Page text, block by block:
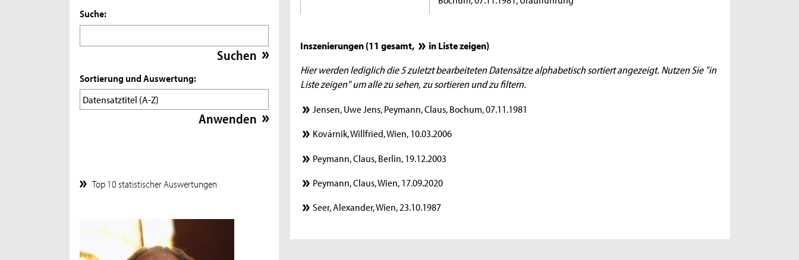
Suche:
Sortierung und Auswertung:
Top 10 statistischer Auswertungen
Inszenierungen (11 gesamt, in Liste zeigen)
Hier werden lediglich die 5 zuletzt bearbeiteten Datensätze alphabetisch sortiert angezeigt. Nutzen Sie "in
Liste zeigen" um alle zu sehen, zu sortieren und zu filtern.
Jensen, Uwe Jens, Peymann, Claus, Bochum, 07.11.1981
Kovárnik, Willfried, Wien, 10.03.2006
Peymann, Claus, Berlin, 19.12.2003
Peymann, Claus, Wien, 17.09.2020
Seer, Alexander, Wien, 23.10.1987